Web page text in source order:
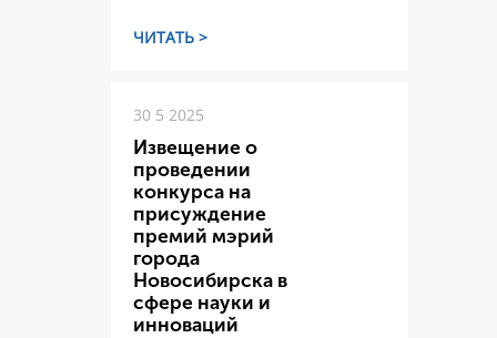
ЧИТАТЬ >
30 5 2025
Извещение о
проведении
конкурса на
присуждение
премий мэрий
города
Новосибирска в
сфере науки и
инноваций